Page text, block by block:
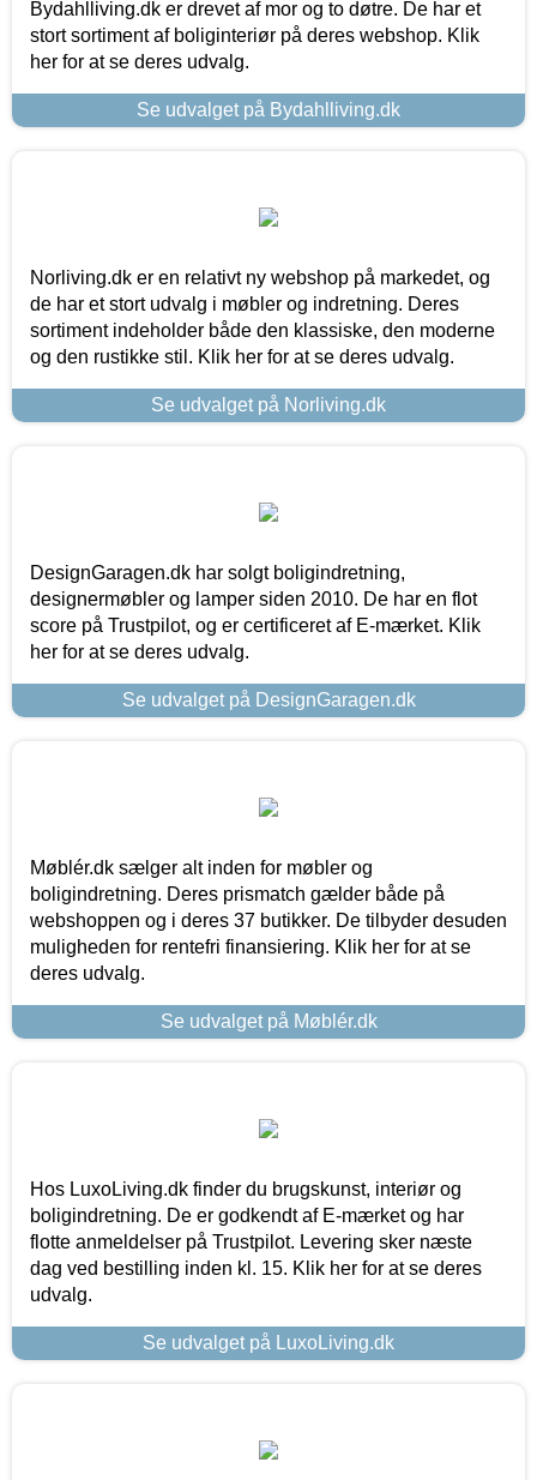
Bydahlliving.dk er drevet af mor og to døtre. De har et
stort sortiment af boliginteriør på deres webshop. Klik
her for at se deres udvalg.
Se udvalget på Bydahlliving.dk
Norliving.dk er en relativt ny webshop på markedet, og
de har et stort udvalg i møbler og indretning. Deres
sortiment indeholder både den klassiske, den moderne
og den rustikke stil. Klik her for at se deres udvalg.
Se udvalget på Norliving.dk
DesignGaragen.dk har solgt boligindretning,
designermøbler og lamper siden 2010. De har en flot
score på Trustpilot, og er certificeret af E-mærket. Klik
her for at se deres udvalg.
Se udvalget på DesignGaragen.dk
Møblér.dk sælger alt inden for møbler og
boligindretning. Deres prismatch gælder både på
webshoppen og i deres 37 butikker. De tilbyder desuden
muligheden for rentefri finansiering. Klik her for at se
deres udvalg.
Se udvalget på Møblér.dk
Hos LuxoLiving.dk finder du brugskunst, interiør og
boligindretning. De er godkendt af E-mærket og har
flotte anmeldelser på Trustpilot. Levering sker næste
dag ved bestilling inden kl. 15. Klik her for at se deres
udvalg.
Se udvalget på LuxoLiving.dk